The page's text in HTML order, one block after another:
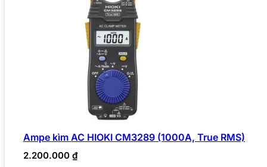
Ampe kìm AC HIOKI CM3289 (1000A, True RMS)
2.200.000 ₫